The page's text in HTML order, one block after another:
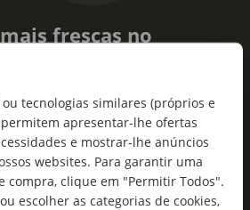
tecnologias similares (próprios e
apresentar-lhe ofertas
e mostrar-lhe anúncios
websites. Para garantir uma
compra, clique em "Permitir Todos".
escolher as categorias de cookies,
frescas no
campanhas exclusivas,
si.
Subscrever